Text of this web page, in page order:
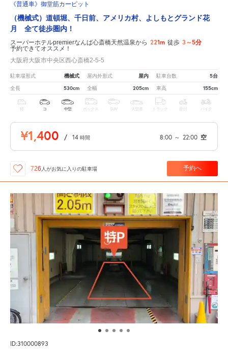
《普通車》御堂筋カーピット
（機械式）道頓堀、千日前、アメリカ村、よしもとグランド花
月 全て徒歩圏内！
スーパーホテルpremierなんば心斎橋天然温泉から 221m 徒歩 3～5分
予約できてオススメ！
大阪府大阪市中央区西心斎橋2-5-5
駐車場形式 機械式 屋内外形式 屋内 駐車台数 5台
全長 530cm 全幅 205cm 車高 155cm
軽 コ 中型 ボックス SUV 大型車 トラック 原付 バイク
¥1,400 / 14 時間 8:00 ～ 22:00 空
726 人がお気に入りの駐車場 予約へ
ID:310000893